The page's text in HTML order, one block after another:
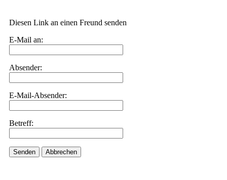
Diesen Link an einen Freund senden
E-Mail an:
Absender:
E-Mail-Absender:
Betreff:
Senden Abbrechen